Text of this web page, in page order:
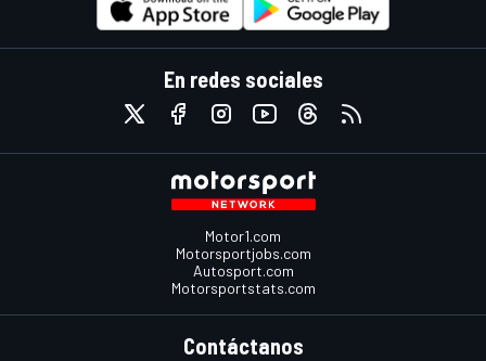
En redes sociales
Motor1.com
Motorsportjobs.com
Autosport.com
Motorsportstats.com
Contáctanos